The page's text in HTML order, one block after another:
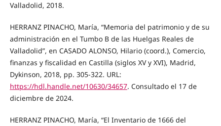
Valladolid, 2018.
HERRANZ PINACHO, María, “Memoria del patrimonio y de su
administración en el Tumbo B de las Huelgas Reales de
Valladolid”, en CASADO ALONSO, Hilario (coord.), Comercio,
finanzas y fiscalidad en Castilla (siglos XV y XVI), Madrid,
Dykinson, 2018, pp. 305-322. URL:
https://hdl.handle.net/10630/34657. Consultado el 17 de
diciembre de 2024.
HERRANZ PINACHO, María, “El Inventario de 1666 del